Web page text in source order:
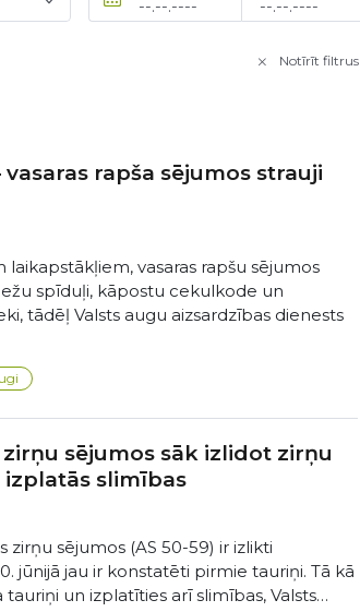
Notīrīt filtrus
vasaras rapša sējumos strauji
laikapstākļiem, vasaras rapšu sējumos
spīduļi, kāpostu cekulkode un
tādēļ Valsts augu aizsardzības dienests
zirņu sējumos sāk izlidot zirņu
slimības
zirņu sējumos (AS 50-59) ir izlikti
jūnijā jau ir konstatēti pirmie tauriņi. Tā kā
tauriņi un izplatīties arī slimības, Valsts…